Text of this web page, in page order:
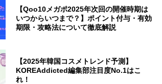
【Qoo10メガポ2025年次回の開催時期は
いつからいつまで？】ポイント付与・有効
期限・攻略法について徹底解説
【2025年韓国コスメトレンド予測】
KOREAddicted編集部注目度No.1はこ
れ！